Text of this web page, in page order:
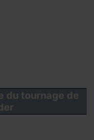
du tournage de